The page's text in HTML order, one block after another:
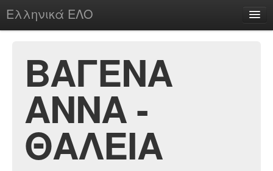
Ελληνικά ΕΛΟ
chesstu.be @ discord
Login
ΒΑΓΕΝΑ
ΑΝΝΑ -
ΘΑΛΕΙΑ